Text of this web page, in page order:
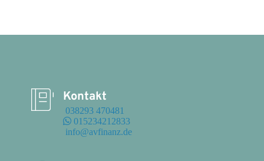
Kontakt
038293 470481
015234212833
info@avfinanz.de